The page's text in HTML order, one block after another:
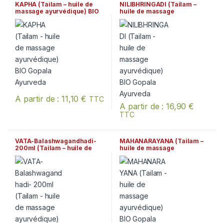
KAPHA (Tailam – huile de
massage ayurvédique) BIO
Gopala Ayurveda
A partir de :11,10€ TTC
Ce produit a plusieurs variations. Les options peuvent être
NILIBHRINGADI (Tailam –
huile de massage
ayurvédique) BIO Gopala
Ayurveda
A partir de :16,90€
TTC
Ce produit a plusieurs
VATA-Balashwagandhadi-
200ml (Tailam – huile de
massage ayurvédique) Arya
Vaidya Sala Kottakkal
MAHANARAYANA (Tailam –
huile de massage
ayurvédique) BIO Gopala
Ayurveda